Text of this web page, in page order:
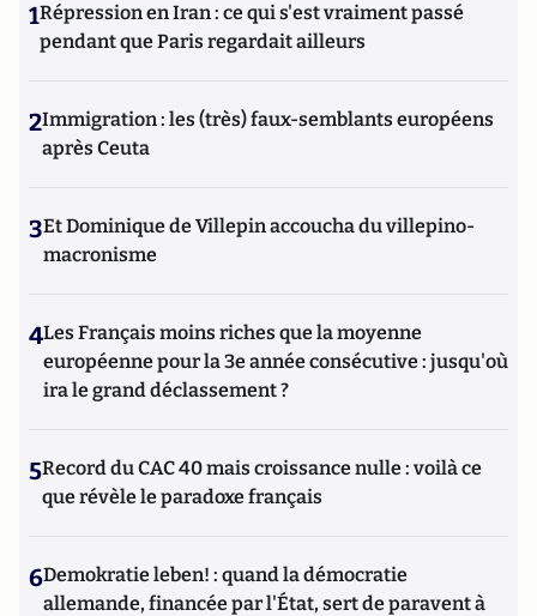
1Répression en Iran : ce qui s'est vraiment passé
pendant que Paris regardait ailleurs
2Immigration : les (très) faux-semblants européens
après Ceuta
3Et Dominique de Villepin accoucha du villepino-
macronisme
4Les Français moins riches que la moyenne
européenne pour la 3e année consécutive : jusqu'où
ira le grand déclassement ?
5Record du CAC 40 mais croissance nulle : voilà ce
que révèle le paradoxe français
6Demokratie leben! : quand la démocratie
allemande, financée par l'État, sert de paravent à